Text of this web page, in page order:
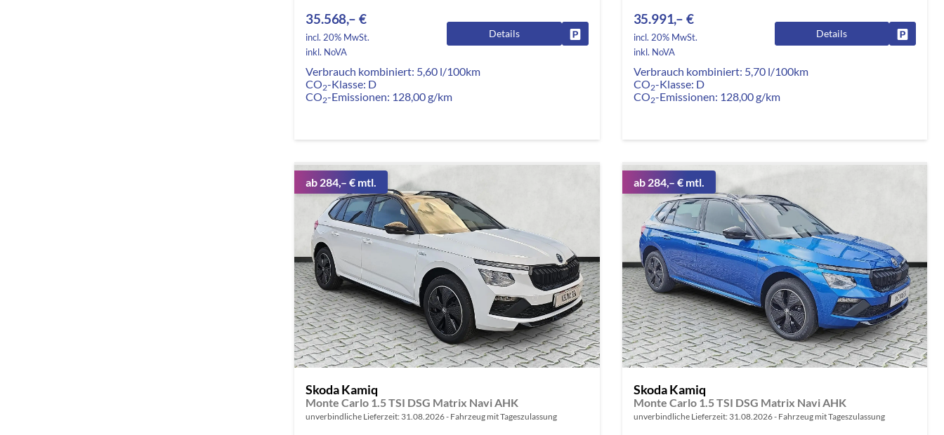
35.568,– €
incl. 20% MwSt.
inkl. NoVA
Details Fahrzeug parken
Verbrauch kombiniert: 5,60 l/100km
CO2-Klasse: D
CO2-Emissionen: 128,00 g/km
35.991,– €
incl. 20% MwSt.
inkl. NoVA
Details
Verbrauch kombiniert: 5,70 l/100km
CO2-Klasse: D
CO2-Emissionen: 128,00 g/km
ab 284,– € mtl.
Skoda Kamiq
Monte Carlo 1.5 TSI DSG Matrix Navi AHK
unverbindliche Lieferzeit: 31.08.2026 Fahrzeug mit Tageszulassung
ab 284,– € mtl.
Skoda Kamiq
Monte Carlo 1.5 TSI DSG Matrix Navi AHK
unverbindliche Lieferzeit: 31.08.2026 Fahrzeug mit Tageszulassung